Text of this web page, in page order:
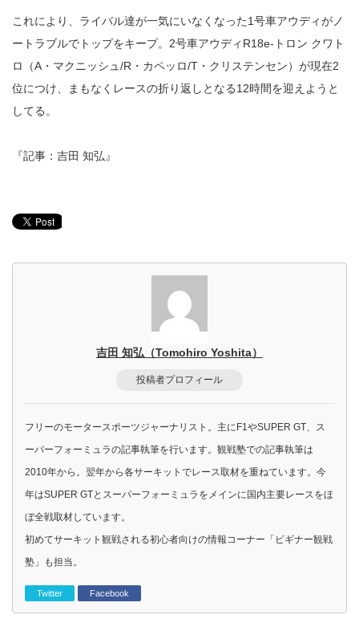
これにより、ライバル達が一気にいなくなった1号車アウディがノ
ートラブルでトップをキープ。2号車アウディR18e-トロン クワト
ロ（A・マクニッシュ/R・カペッロ/T・クリステンセン）が現在2
位につけ、まもなくレースの折り返しとなる12時間を迎えようと
してる。
『記事：吉田 知弘』
吉田 知弘（Tomohiro Yoshita）
投稿者プロフィール
フリーのモータースポーツジャーナリスト。主にF1やSUPER GT、ス
ーパーフォーミュラの記事執筆を行います。観戦塾での記事執筆は
2010年から。翌年から各サーキットでレース取材を重ねています。今
年はSUPER GTとスーパーフォーミュラをメインに国内主要レースをほ
ぼ全戦取材しています。
初めてサーキット観戦される初心者向けの情報コーナー「ビギナー観戦
塾」も担当。
Twitter Facebook